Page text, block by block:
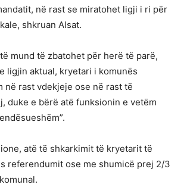
në rast se miratohet ligji i ri për
shkruan Alsat.
mund të zbatohet për herë të parë,
ligjin aktual, kryetari i komunës
në rast vdekjeje ose në rast të
duke e bërë atë funksionin e vetëm
atë të shkarkimit të kryetarit të
referendumit ose me shumicë prej 2/3